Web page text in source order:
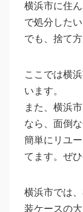
横浜市に住
で処分したい
でも、捨て
ここでは横
います。
また、横浜
なら、面倒
簡単にリユ
てます。ぜ
横浜市では
装ケースの